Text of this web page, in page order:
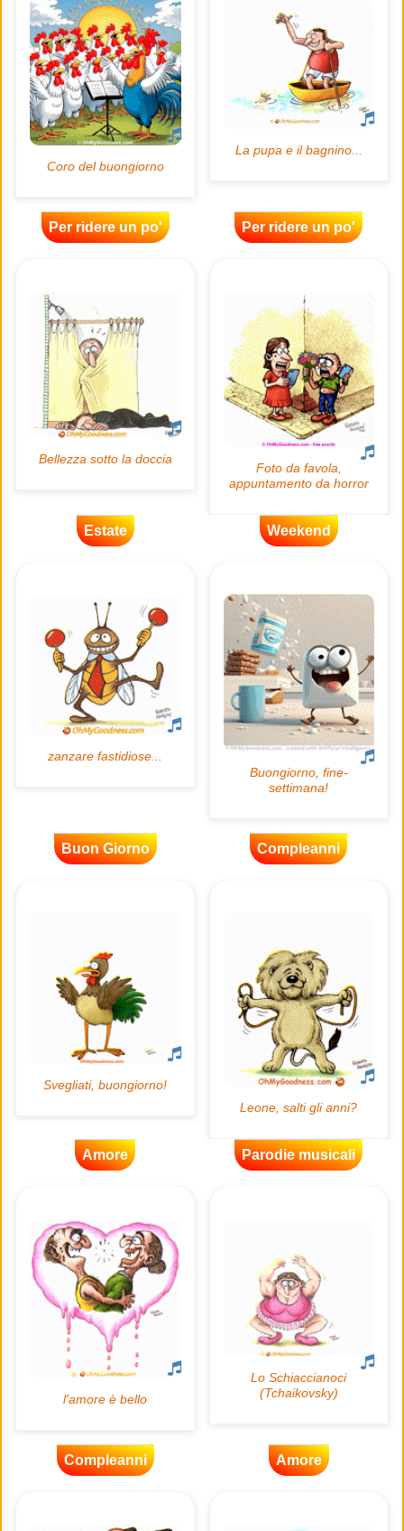
Per ridere un po' Per ridere un po'
Estate Weekend
Buon Giorno Compleanni
Amore Parodie musicali
Compleanni Amore